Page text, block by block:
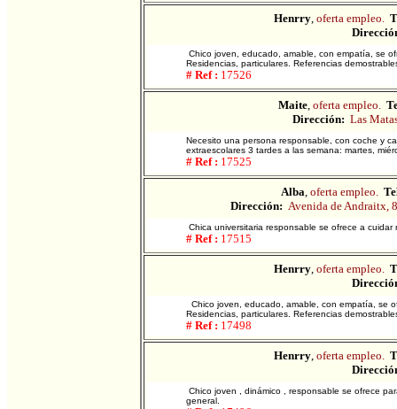
Henrry, oferta empleo.
Chico joven, educado, amable, con empatía, se
Residencias, particulares. Referencias
# Ref : 17526
Maite, oferta empleo.
Dirección: Las
Necesito una persona responsable, con coche y
extraescolares 3 tardes a las semana: martes,
# Ref : 17525
Alba, oferta empleo.
Dirección: Avenida de Andraitx,
Chica universitaria responsable se ofrece a
# Ref : 17515
Henrry, oferta empleo.
Chico joven, educado, amable, con empatía, se
Residencias, particulares. Referencias
# Ref : 17498
Henrry, oferta empleo.
Chico joven , dinámico , responsable se ofrece
general.